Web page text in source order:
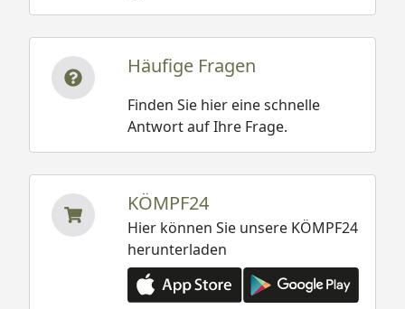
Häufige Fragen
Finden Sie hier eine schnelle
Antwort auf Ihre Frage.
KÖMPF24
Hier können Sie unsere KÖMPF24
herunterladen